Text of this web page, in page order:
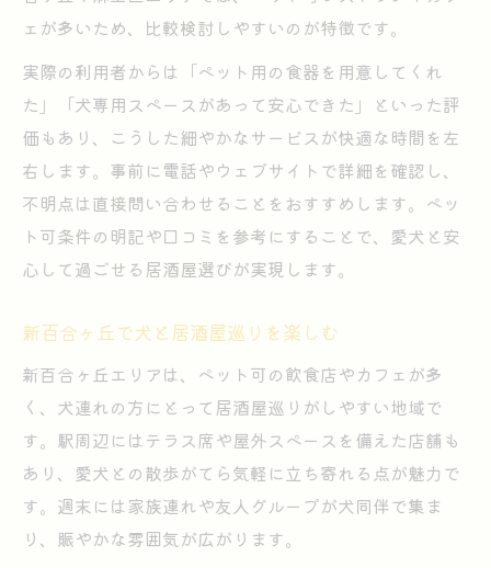
ェが多いため、比較検討しやすいのが特徴です。
実際の利用者からは「ペット用の食器を用意してくれ
た」「犬専用スペースがあって安心できた」といった評
価もあり、こうした細やかなサービスが快適な時間を左
右します。事前に電話やウェブサイトで詳細を確認し、
不明点は直接問い合わせることをおすすめします。ペッ
ト可条件の明記や口コミを参考にすることで、愛犬と安
心して過ごせる居酒屋選びが実現します。
新百合ヶ丘で犬と居酒屋巡りを楽しむ
新百合ヶ丘エリアは、ペット可の飲食店やカフェが多
く、犬連れの方にとって居酒屋巡りがしやすい地域で
す。駅周辺にはテラス席や屋外スペースを備えた店舗も
あり、愛犬との散歩がてら気軽に立ち寄れる点が魅力で
す。週末には家族連れや友人グループが犬同伴で集ま
り、賑やかな雰囲気が広がります。